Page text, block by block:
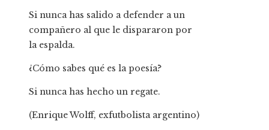
Si nunca has salido a defender a un
compañero al que le dispararon por
la espalda.
¿Cómo sabes qué es la poesía?
Si nunca has hecho un regate.
(Enrique Wolff, exfutbolista argentino)